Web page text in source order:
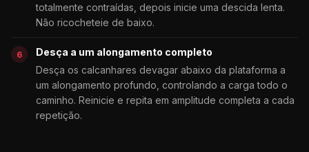
totalmente contraídas, depois inicie uma descida lenta.
Não ricocheteie de baixo.
Desça a um alongamento completo
Desça os calcanhares devagar abaixo da plataforma a
um alongamento profundo, controlando a carga todo o
caminho. Reinicie e repita em amplitude completa a cada
repetição.